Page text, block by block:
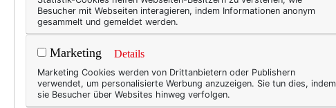
Besucher mit Webseiten interagieren, indem Informationen anonym
gesammelt und gemeldet werden.
Marketing Details
Marketing Cookies werden von Drittanbietern oder Publishern
verwendet, um personalisierte Werbung anzuzeigen. Sie tun dies, indem
sie Besucher über Websites hinweg verfolgen.